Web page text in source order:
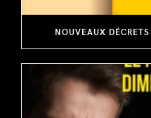
NOUVEAUX